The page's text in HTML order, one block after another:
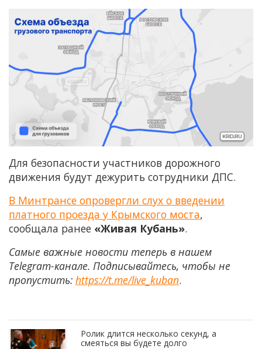
Для безопасности участников дорожного
движения будут дежурить сотрудники ДПС.
В Минтрансе опровергли слух о введении
платного проезда у Крымского моста,
сообщала ранее «Живая Кубань».
Самые важные новости теперь в нашем
Telegram-канале. Подписывайтесь, чтобы не
пропустить: https://t.me/live_kuban.
Ролик длится несколько секунд, а
смеяться вы будете долго